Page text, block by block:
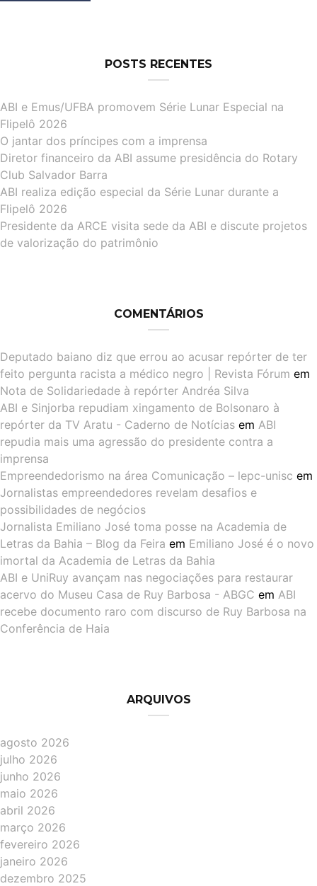
POSTS RECENTES
ABI e Emus/UFBA promovem Série Lunar Especial na
Flipelô 2026
O jantar dos príncipes com a imprensa
Diretor financeiro da ABI assume presidência do Rotary
Club Salvador Barra
ABI realiza edição especial da Série Lunar durante a
Flipelô 2026
Presidente da ARCE visita sede da ABI e discute projetos
de valorização do patrimônio
COMENTÁRIOS
Deputado baiano diz que errou ao acusar repórter de ter
feito pergunta racista a médico negro | Revista Fórum em
Nota de Solidariedade à repórter Andréa Silva
ABI e Sinjorba repudiam xingamento de Bolsonaro à
repórter da TV Aratu - Caderno de Notícias em ABI
repudia mais uma agressão do presidente contra a
imprensa
Empreendedorismo na área Comunicação – lepc-unisc em
Jornalistas empreendedores revelam desafios e
possibilidades de negócios
Jornalista Emiliano José toma posse na Academia de
Letras da Bahia – Blog da Feira em Emiliano José é o novo
imortal da Academia de Letras da Bahia
ABI e UniRuy avançam nas negociações para restaurar
acervo do Museu Casa de Ruy Barbosa - ABGC em ABI
recebe documento raro com discurso de Ruy Barbosa na
Conferência de Haia
ARQUIVOS
agosto 2026
julho 2026
junho 2026
maio 2026
abril 2026
março 2026
fevereiro 2026
janeiro 2026
dezembro 2025